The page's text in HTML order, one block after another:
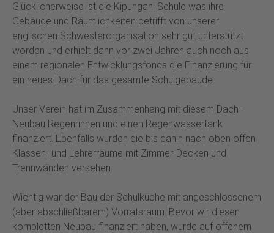
Glücklicherweise ist die Kipungani Schule was ihre
Gebäude und Räumlichkeiten betrifft von unserer
englischen Schwesterorganisation sehr gut unterstützt
worden und erhielt dann vor zwei Jahren auch noch aus
einem regionalen Entwicklungsfonds die Finanzierung für
ein neues Dach für das gesamte Schulgebäude.
Unser Verein hat im Zusammenhang mit diesem Dach-
Neubau Regenrinnen und einen Regenwassertank
finanziert. Ebenfalls wurden die bis dahin nach oben offen
Klassen- und Lehrerräume mit Zimmer-Decken und
Trennwänden versehen.
Wichtig war der Bau der Schulküche mit angeschlossenem
(aber abschließbarem) Vorratsraum. Bevor wir diesen
kompletten Neubau finanziert haben, wurde auf offenem